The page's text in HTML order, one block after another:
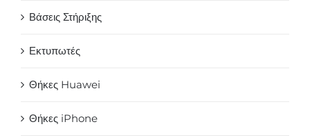
Βάσεις Στήριξης
Εκτυπωτές
Θήκες Huawei
Θήκες iPhone